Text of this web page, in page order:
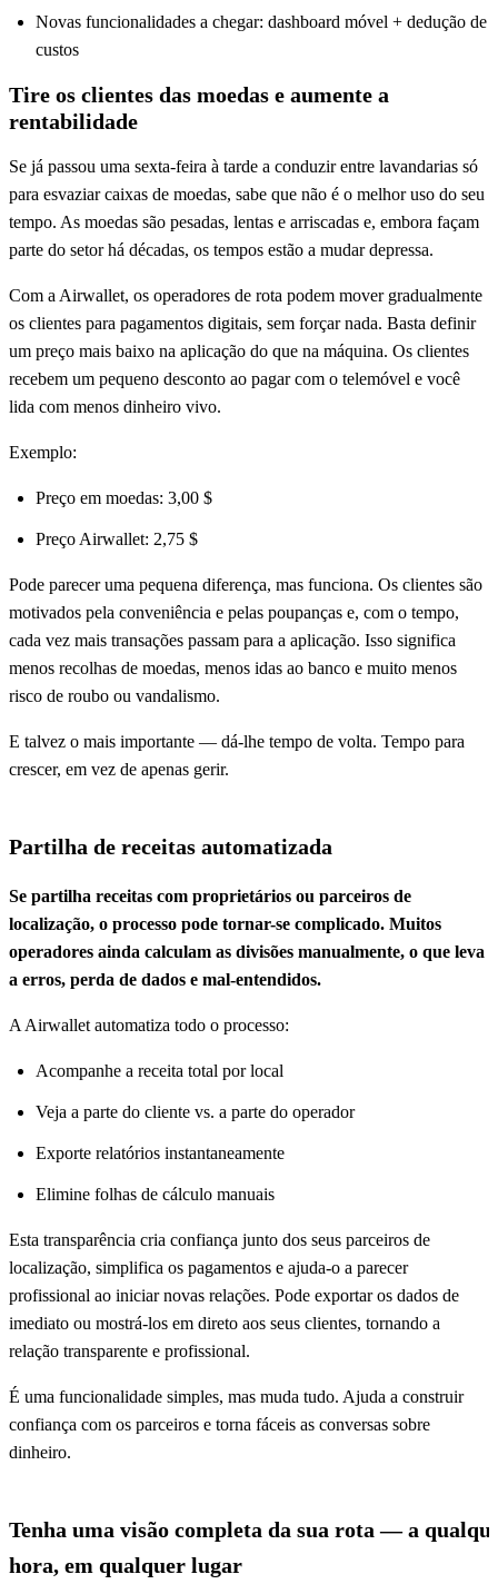
Novas funcionalidades a chegar: dashboard móvel + dedução de
custos
Tire os clientes das moedas e aumente a
rentabilidade
Se já passou uma sexta-feira à tarde a conduzir entre lavandarias só
para esvaziar caixas de moedas, sabe que não é o melhor uso do seu
tempo. As moedas são pesadas, lentas e arriscadas e, embora façam
parte do setor há décadas, os tempos estão a mudar depressa.
Com a Airwallet, os operadores de rota podem mover gradualmente
os clientes para pagamentos digitais, sem forçar nada. Basta definir
um preço mais baixo na aplicação do que na máquina. Os clientes
recebem um pequeno desconto ao pagar com o telemóvel e você
lida com menos dinheiro vivo.
Exemplo:
Preço em moedas: 3,00 $
Preço Airwallet: 2,75 $
Pode parecer uma pequena diferença, mas funciona. Os clientes são
motivados pela conveniência e pelas poupanças e, com o tempo,
cada vez mais transações passam para a aplicação. Isso significa
menos recolhas de moedas, menos idas ao banco e muito menos
risco de roubo ou vandalismo.
E talvez o mais importante — dá-lhe tempo de volta. Tempo para
crescer, em vez de apenas gerir.
Partilha de receitas automatizada
Se partilha receitas com proprietários ou parceiros de
localização, o processo pode tornar-se complicado. Muitos
operadores ainda calculam as divisões manualmente, o que leva
a erros, perda de dados e mal-entendidos.
A Airwallet automatiza todo o processo:
Acompanhe a receita total por local
Veja a parte do cliente vs. a parte do operador
Exporte relatórios instantaneamente
Elimine folhas de cálculo manuais
Esta transparência cria confiança junto dos seus parceiros de
localização, simplifica os pagamentos e ajuda-o a parecer
profissional ao iniciar novas relações. Pode exportar os dados de
imediato ou mostrá-los em direto aos seus clientes, tornando a
relação transparente e profissional.
É uma funcionalidade simples, mas muda tudo. Ajuda a construir
confiança com os parceiros e torna fáceis as conversas sobre
dinheiro.
Tenha uma visão completa da sua rota — a
hora, em qualquer lugar